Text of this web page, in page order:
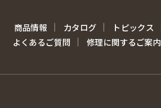
商品情報 カタログ トピックス
よくあるご質問
修理に関するご案内